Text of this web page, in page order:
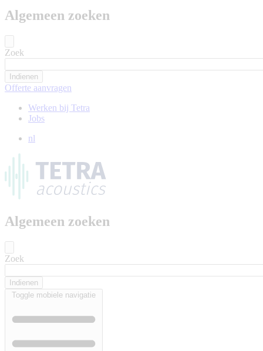
Algemeen zoeken
Zoek
Offerte aanvragen
Werken bij Tetra
Jobs
nl
Algemeen zoeken
Zoek
Toggle mobiele navigatie